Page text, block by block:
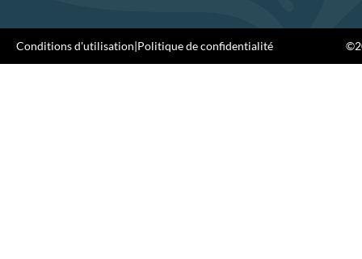
Conditions d'utilisation|Politique de confidentialité